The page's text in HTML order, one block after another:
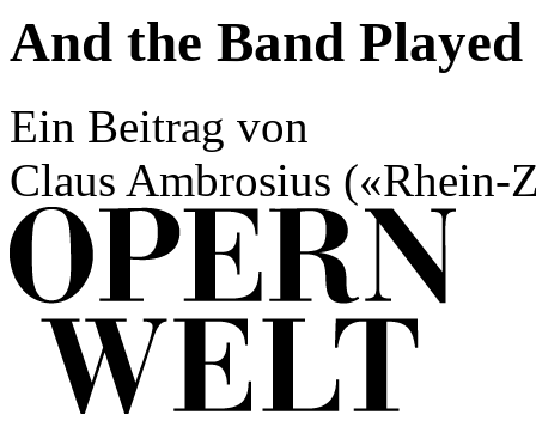
And the Band
Ein Beitrag von
Claus Ambrosius («Rhein-